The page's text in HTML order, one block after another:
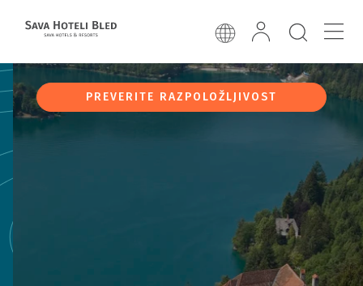
PREVERITE RAZPOLOŽLJIVOST